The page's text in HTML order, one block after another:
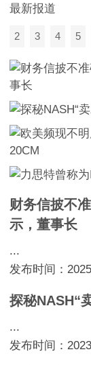
最新报道
2 3 4 5
财务信披不
示，董事长
...
发布时间：
探秘NASH“
...
发布时间：